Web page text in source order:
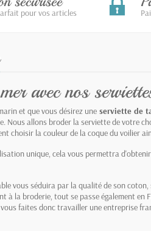
pour vos articles
avec nos
et que vous désirez une serviette de
Nous allons broder la serviette de votre
choisir la couleur de la coque du voilier
unique, cela vous permettra
vous séduira par la qualité de son
à la broderie, tout se passe également
faites donc travailler une entreprise